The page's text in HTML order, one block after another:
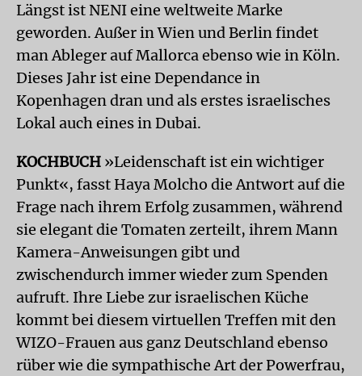
Längst ist NENI eine weltweite Marke
geworden. Außer in Wien und Berlin findet
man Ableger auf Mallorca ebenso wie in Köln.
Dieses Jahr ist eine Dependance in
Kopenhagen dran und als erstes israelisches
Lokal auch eines in Dubai.
KOCHBUCH »Leidenschaft ist ein wichtiger
Punkt«, fasst Haya Molcho die Antwort auf die
Frage nach ihrem Erfolg zusammen, während
sie elegant die Tomaten zerteilt, ihrem Mann
Kamera-Anweisungen gibt und
zwischendurch immer wieder zum Spenden
aufruft. Ihre Liebe zur israelischen Küche
kommt bei diesem virtuellen Treffen mit den
WIZO-Frauen aus ganz Deutschland ebenso
rüber wie die sympathische Art der Powerfrau,